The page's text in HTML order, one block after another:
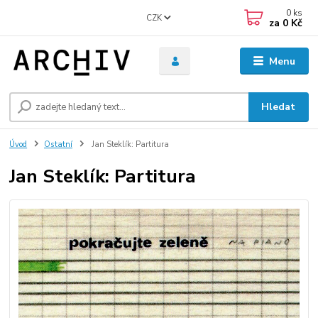
Menu
CZK
Hledat
0 ks
za 0 Kč
Úvod Ostatní Jan Steklík: Partitura
Jan Steklík: Partitura